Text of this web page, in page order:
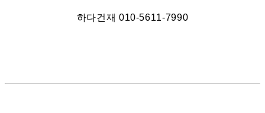
하다건재 010-5611-7990